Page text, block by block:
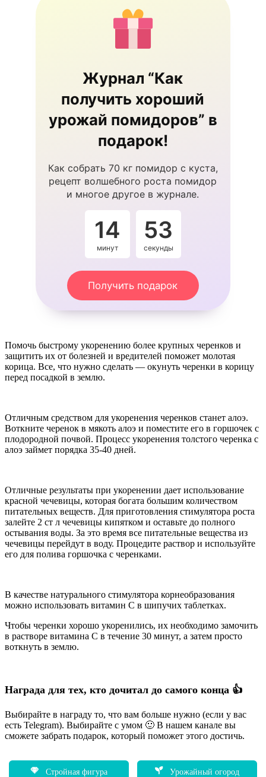
Журнал “Как
получить хороший
урожай помидоров” в
подарок!
Как собрать 70 кг помидор с куста,
рецепт волшебного роста помидор
и многое другое в журнале.
14
минут
52
секунды
Получить подарок
Помочь быстрому укоренению более крупных черенков и
защитить их от болезней и вредителей поможет молотая
корица. Все, что нужно сделать — окунуть черенки в корицу
перед посадкой в землю.
Отличным средством для укоренения черенков станет алоэ.
Воткните черенок в мякоть алоэ и поместите его в горшочек с
плодородной почвой. Процесс укоренения толстого черенка с
алоэ займет порядка 35-40 дней.
Отличные результаты при укоренении дает использование
красной чечевицы, которая богата большим количеством
питательных веществ. Для приготовления стимулятора роста
залейте 2 ст л чечевицы кипятком и оставьте до полного
остывания воды. За это время все питательные вещества из
чечевицы перейдут в воду. Процедите раствор и используйте
его для полива горшочка с черенками.
В качестве натурального стимулятора корнеобразования
можно использовать витамин С в шипучих таблетках.
Чтобы черенки хорошо укоренились, их необходимо замочить
в растворе витамина С в течение 30 минут, а затем просто
воткнуть в землю.
Награда для тех, кто дочитал до самого конца 👍
Выбирайте в награду то, что вам больше нужно (если у вас
есть Telegram). Выбирайте с умом 🙂 В нашем канале вы
сможете забрать подарок, который поможет этого достичь.
Стройная фигура Урожайный огород